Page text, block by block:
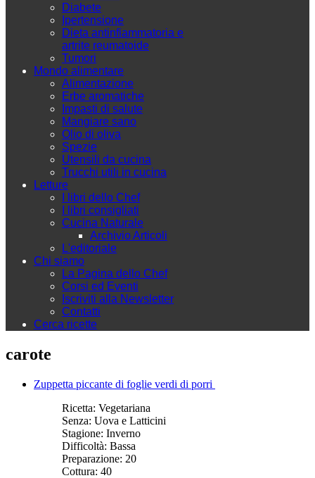
Diabete
Ipertensione
Dieta antinfiammatoria e
artrite reumatoide
Tumori
Mondo alimentare
Alimentazione
Erbe aromatiche
Impasti di salute
Mangiare sano
Olio di oliva
Spezie
Utensili da cucina
Trucchi utili in cucina
Letture
I libri dello Chef
I libri consigliati
Cucina Naturale
Archivio Articoli
L'editoriale
Chi siamo
La Pagina dello Chef
Corsi ed Eventi
Iscriviti alla Newsletter
Contatti
Cerca ricette
carote
Zuppetta piccante di foglie verdi di porri
Ricetta: Vegetariana
Senza: Uova e Latticini
Stagione: Inverno
Difficoltà: Bassa
Preparazione: 20
Cottura: 40